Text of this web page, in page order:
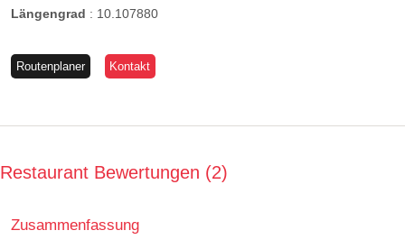
Längengrad : 10.107880
Routenplaner Kontakt
Restaurant Bewertungen 2
Zusammenfassung